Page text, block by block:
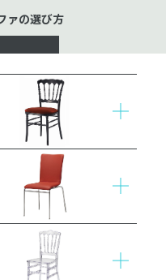
ァの選び方